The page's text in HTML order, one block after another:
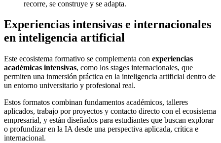
recorre, se construye y se adapta.
Experiencias intensivas e internacionales
en inteligencia artificial
Este ecosistema formativo se complementa con experiencias
académicas intensivas, como los stages internacionales, que
permiten una inmersión práctica en la inteligencia artificial dentro de
un entorno universitario y profesional real.
Estos formatos combinan fundamentos académicos, talleres
aplicados, trabajo por proyectos y contacto directo con el ecosistema
empresarial, y están diseñados para estudiantes que buscan explorar
o profundizar en la IA desde una perspectiva aplicada, crítica e
internacional.